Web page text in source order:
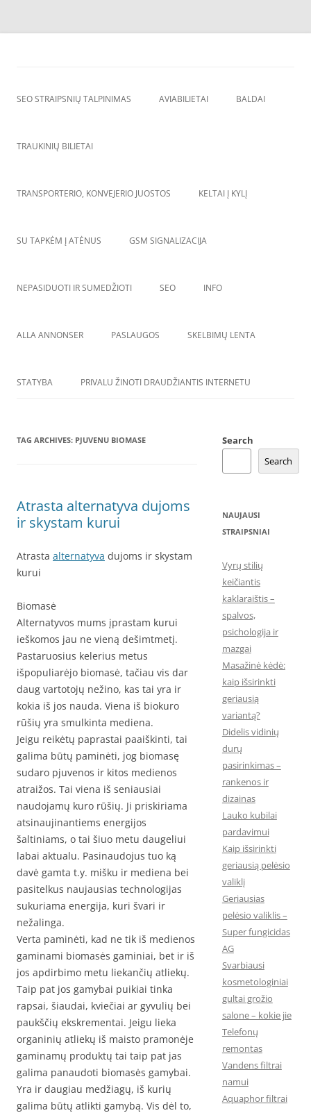
Skip
SEO STRAIPSNIŲ TALPINIMAS AVIABILIETAI BALDAI
TRAUKINIŲ BILIETAI
TRANSPORTERIO, KONVEJERIO JUOSTOS KELTAI Į KYLĮ
SU TAPKĖM Į ATĖNUS GSM SIGNALIZACIJA
NEPASIDUOTI IR SUMEDŽIOTI SEO INFO
ALLA ANNONSER PASLAUGOS SKELBIMŲ LENTA
STATYBA PRIVALU ŽINOTI DRAUDŽIANTIS INTERNETU
TAG ARCHIVES: PJUVENU BIOMASE
Atrasta alternatyva dujoms
ir skystam kurui
Atrasta alternatyva dujoms ir skystam
kurui
Biomasė
Alternatyvos mums įprastam kurui
ieškomos jau ne vieną dešimtmetį.
Pastaruosius kelerius metus
išpopuliarėjo biomasė, tačiau vis dar
daug vartotojų nežino, kas tai yra ir
kokia iš jos nauda. Viena iš biokuro
rūšių yra smulkinta mediena.
Jeigu reikėtų paprastai paaiškinti, tai
galima būtų paminėti, jog biomasę
sudaro pjuvenos ir kitos medienos
atraižos. Tai viena iš seniausiai
naudojamų kuro rūšių. Ji priskiriama
atsinaujinantiems energijos
šaltiniams, o tai šiuo metu daugeliui
labai aktualu. Pasinaudojus tuo ką
davė gamta t.y. mišku ir mediena bei
pasitelkus naujausias technologijas
sukuriama energija, kuri švari ir
nežalinga.
Verta paminėti, kad ne tik iš medienos
gaminami biomasės gaminiai, bet ir iš
jos apdirbimo metu liekančių atliekų.
Taip pat jos gamybai puikiai tinka
rapsai, šiaudai, kviečiai ar gyvulių bei
paukščių ekskrementai. Jeigu lieka
organinių atliekų iš maisto pramonėje
gaminamų produktų tai taip pat jas
galima panaudoti biomasės gamybai.
Yra ir daugiau medžiagų, iš kurių
galima būtų atlikti gamybą. Vis dėl to,
Search
Search
NAUJAUSI
STRAIPSNIAI
Vyrų stilių
keičiantis
kaklaraištis –
spalvos,
psichologija ir
mazgai
Masažinė kėdė:
kaip išsirinkti
geriausią
variantą?
Didelis vidinių
durų
pasirinkimas –
rankenos ir
dizainas
Lauko kubilai
pardavimui
Kaip išsirinkti
geriausią pelėsio
valiklį
Geriausias
pelėsio valiklis –
Super fungicidas
AG
Svarbiausi
kosmetologiniai
gultai grožio
salone – kokie jie
Telefonų
remontas
Vandens filtrai
namui
Aquaphor filtrai